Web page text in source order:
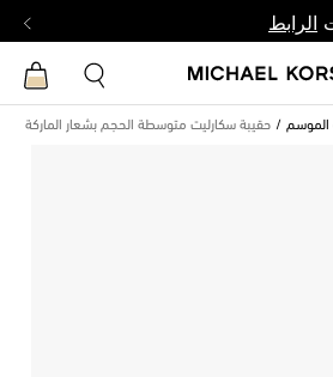
الرابط
الموسم حقيبة سكارليت متوسطة الحجم بشعار الماركة